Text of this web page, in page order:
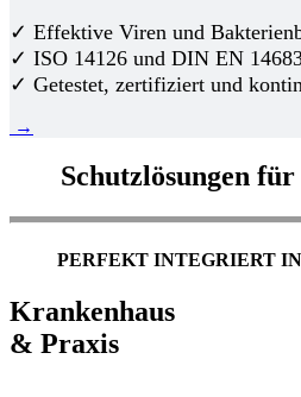
✓ Effektive Viren und
✓ ISO 14126 und DIN EN
✓ Getestet, zertifiziert und
→
Schutzlösungen
PERFEKT INTEGRIERT
Krankenhaus
& Praxis